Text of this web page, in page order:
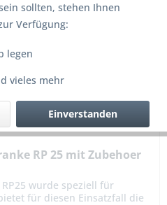
RP 25 mit Zubehoer
wurde speziell für
für diesen Einsatzfall die
sollten, stehen Ihnen
Verfügung:
legen
vieles mehr
Einverstanden